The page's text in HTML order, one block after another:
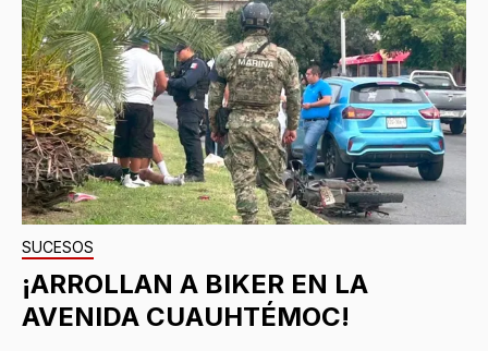
SUCESOS
¡ARROLLAN A BIKER EN LA
AVENIDA CUAUHTÉMOC!